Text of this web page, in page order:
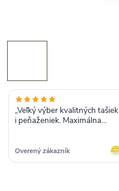
„Veľký výber kvalitných tašiek
i peňaženiek. Maximálna
sa sem vrátim.“
Overený zákazník